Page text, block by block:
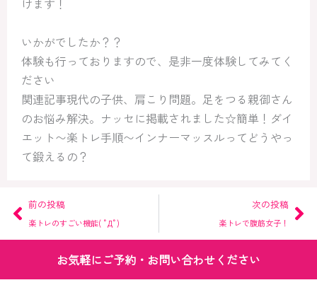
けます！
いかがでしたか？？
体験も行っておりますので、是非一度体験してみてく
ださい
関連記事現代の子供、肩こり問題。足をつる親御さん
のお悩み解決。ナッセに掲載されました☆簡単！ダイ
エット〜楽トレ手順〜インナーマッスルってどうやっ
て鍛えるの？
Prev
前の投稿
楽トレのすごい機能( ﾟДﾟ)
次の投稿
楽トレで腹筋女子！
お気軽にご予約・お問い合わせください